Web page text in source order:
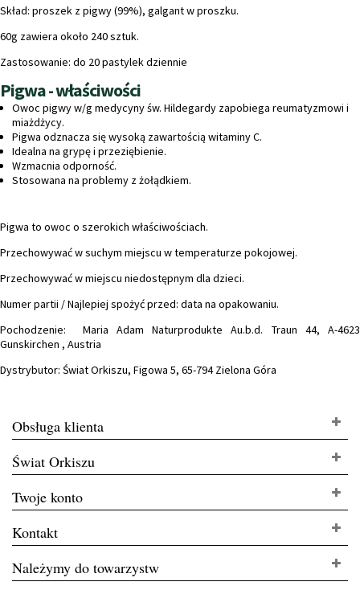
Skład: proszek z pigwy (99%), galgant w proszku.
60g zawiera około 240 sztuk.
Zastosowanie: do 20 pastylek dziennie
Pigwa - właściwości
Owoc pigwy w/g medycyny św. Hildegardy zapobiega reumatyzmowi i
miażdżycy.
Pigwa odznacza się wysoką zawartością witaminy C.
Idealna na grypę i przeziębienie.
Wzmacnia odporność.
Stosowana na problemy z żołądkiem.
Pigwa to owoc o szerokich właściwościach.
Przechowywać w suchym miejscu w temperaturze pokojowej.
Przechowywać w miejscu niedostępnym dla dzieci.
Numer partii / Najlepiej spożyć przed: data na opakowaniu.
Pochodzenie: Maria Adam Naturprodukte Au.b.d. Traun 44, A-4623
Gunskirchen , Austria
Dystrybutor: Świat Orkiszu, Figowa 5, 65-794 Zielona Góra
Obsługa klienta
Świat Orkiszu
Twoje konto
Kontakt
Należymy do towarzystw